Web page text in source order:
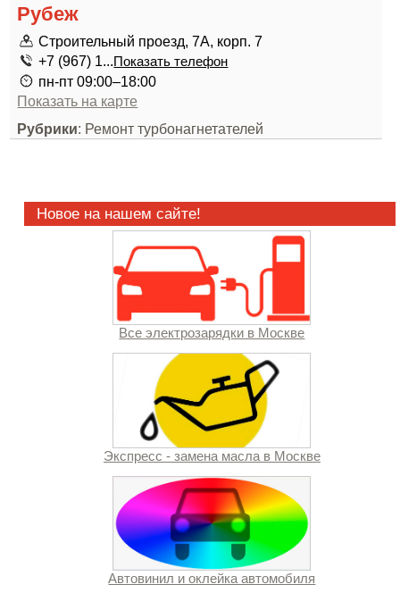
Рубеж
Строительный проезд, 7А, корп. 7
+7 (967) 1...Показать телефон
пн-пт 09:00–18:00
Показать на карте
Рубрики: Ремонт турбонагнетателей
Новое на нашем сайте!
Все электрозарядки в Москве
Экспресс - замена масла в Москве
Автовинил и оклейка автомобиля